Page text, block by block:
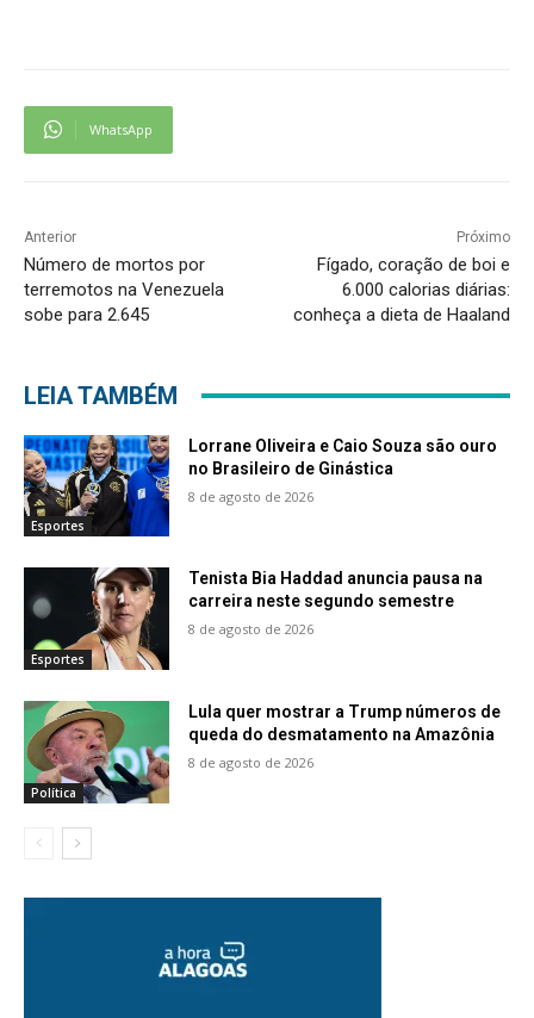
WhatsApp
Anterior
Número de mortos por
terremotos na Venezuela
sobe para 2.645
Próximo
Fígado, coração de boi e
6.000 calorias diárias:
conheça a dieta de Haaland
LEIA TAMBÉM
Esportes
Lorrane Oliveira e Caio Souza são ouro
no Brasileiro de Ginástica
8 de agosto de 2026
Esportes
Tenista Bia Haddad anuncia pausa na
carreira neste segundo semestre
8 de agosto de 2026
Política
Lula quer mostrar a Trump números de
queda do desmatamento na Amazônia
8 de agosto de 2026